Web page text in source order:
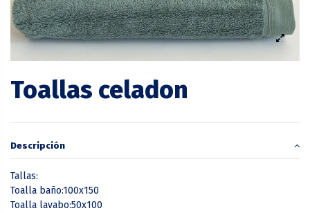
Toallas celadon
Descripción
Tallas:
Toalla baño:100x150
Toalla lavabo:50x100